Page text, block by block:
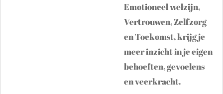
Emotioneel welzijn,
Vertrouwen, Zelfzorg
en Toekomst, krijg je
meer inzicht in je eigen
behoeften, gevoelens
en veerkracht.